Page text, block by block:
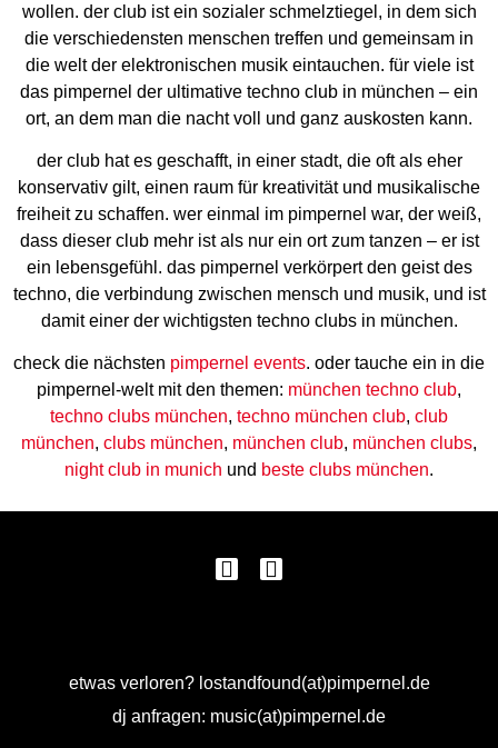
wollen. der club ist ein sozialer schmelztiegel, in dem sich
die verschiedensten menschen treffen und gemeinsam in
die welt der elektronischen musik eintauchen. für viele ist
das pimpernel der ultimative techno club in münchen – ein
ort, an dem man die nacht voll und ganz auskosten kann.
der club hat es geschafft, in einer stadt, die oft als eher
konservativ gilt, einen raum für kreativität und musikalische
freiheit zu schaffen. wer einmal im pimpernel war, der weiß,
dass dieser club mehr ist als nur ein ort zum tanzen – er ist
ein lebensgefühl. das pimpernel verkörpert den geist des
techno, die verbindung zwischen mensch und musik, und ist
damit einer der wichtigsten techno clubs in münchen.
check die nächsten pimpernel events. oder tauche ein in die
pimpernel-welt mit den themen: münchen techno club,
techno clubs münchen, techno münchen club, club
münchen, clubs münchen, münchen club, münchen clubs,
night club in munich und beste clubs münchen.
etwas verloren? lostandfound(at)pimpernel.de
dj anfragen: music(at)pimpernel.de